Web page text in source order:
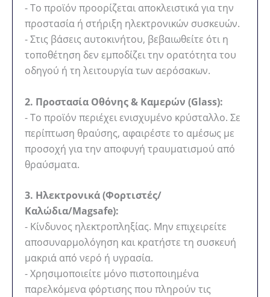
- Το προϊόν προορίζεται αποκλειστικά για την
προστασία ή στήριξη ηλεκτρονικών συσκευών.
- Στις βάσεις αυτοκινήτου, βεβαιωθείτε ότι η
τοποθέτηση δεν εμποδίζει την ορατότητα του
οδηγού ή τη λειτουργία των αερόσακων.
2. Προστασία Οθόνης & Καμερών (Glass):
- Το προϊόν περιέχει ενισχυμένο κρύσταλλο. Σε
περίπτωση θραύσης, αφαιρέστε το αμέσως με
προσοχή για την αποφυγή τραυματισμού από
θραύσματα.
3. Ηλεκτρονικά (Φορτιστές/
Καλώδια/Magsafe):
- Κίνδυνος ηλεκτροπληξίας. Μην επιχειρείτε
αποσυναρμολόγηση και κρατήστε τη συσκευή
μακριά από νερό ή υγρασία.
- Χρησιμοποιείτε μόνο πιστοποιημένα
παρελκόμενα φόρτισης που πληρούν τις